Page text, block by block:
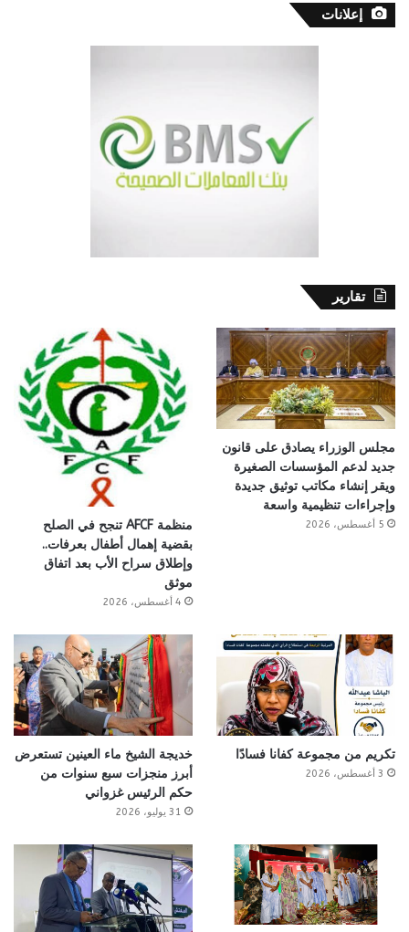
إعلانات
تقارير
مجلس الوزراء يصادق على قانون
جديد لدعم المؤسسات الصغيرة
ويقر إنشاء مكاتب توثيق جديدة
وإجراءات تنظيمية واسعة
5 أغسطس، 2026
منظمة AFCF تنجح في الصلح
بقضية إهمال أطفال بعرفات..
وإطلاق سراح الأب بعد اتفاق
موثق
4 أغسطس، 2026
تكريم من مجموعة كفانا فسادًا
3 أغسطس، 2026
خديجة الشيخ ماء العينين تستعرض
أبرز منجزات سبع سنوات من
حكم الرئيس غزواني
31 يوليو، 2026